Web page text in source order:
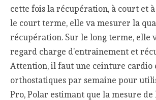
cette fois la récupération, à court et
le court terme, elle va mesurer la
récupération. Sur le long terme, elle
regard charge d’entrainement et
Attention, il faut une ceinture cardio
orthostatiques par semaine pour
Pro, Polar estimant que la mesure